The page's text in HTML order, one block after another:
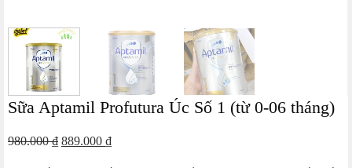
Sữa Aptamil Profutura Úc Số 1 (từ 0-06 tháng)
980.000₫ Giá
889.000 ₫Giá